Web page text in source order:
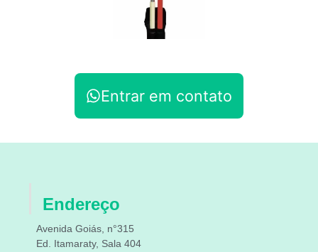
Entrar em contato
Endereço
Avenida Goiás, n°315
Ed. Itamaraty, Sala 404